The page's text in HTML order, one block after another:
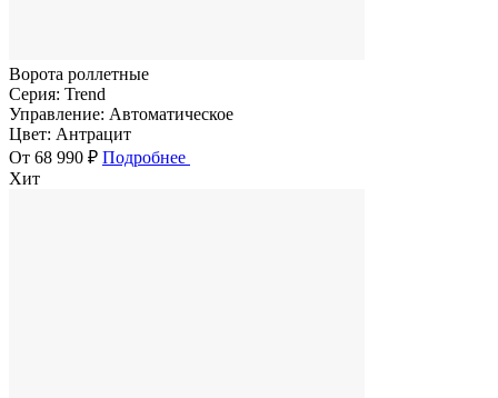
Ворота роллетные
Серия: Trend
Управление: Автоматическое
Цвет: Антрацит
От 68 990 ₽ Подробнее
Хит